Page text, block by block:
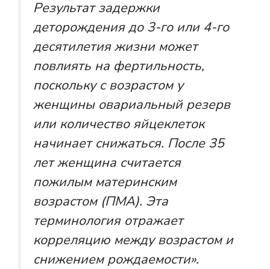
Результат задержки
деторождения до 3-го или 4-го
десятилетия жизни может
повлиять на фертильность,
поскольку с возрастом у
женщины овариальный резерв
или количество яйцеклеток
начинает снижаться. После 35
лет женщина считается
пожилым материнским
возрастом (ПМА). Эта
терминология отражает
корреляцию между возрастом и
снижением рождаемости».